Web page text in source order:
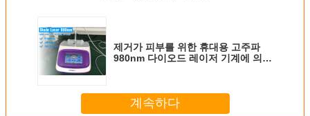
제거가 피부를 위한 휴대용 고주파
980nm 다이오드 레이저 기계에 의하
계속하다